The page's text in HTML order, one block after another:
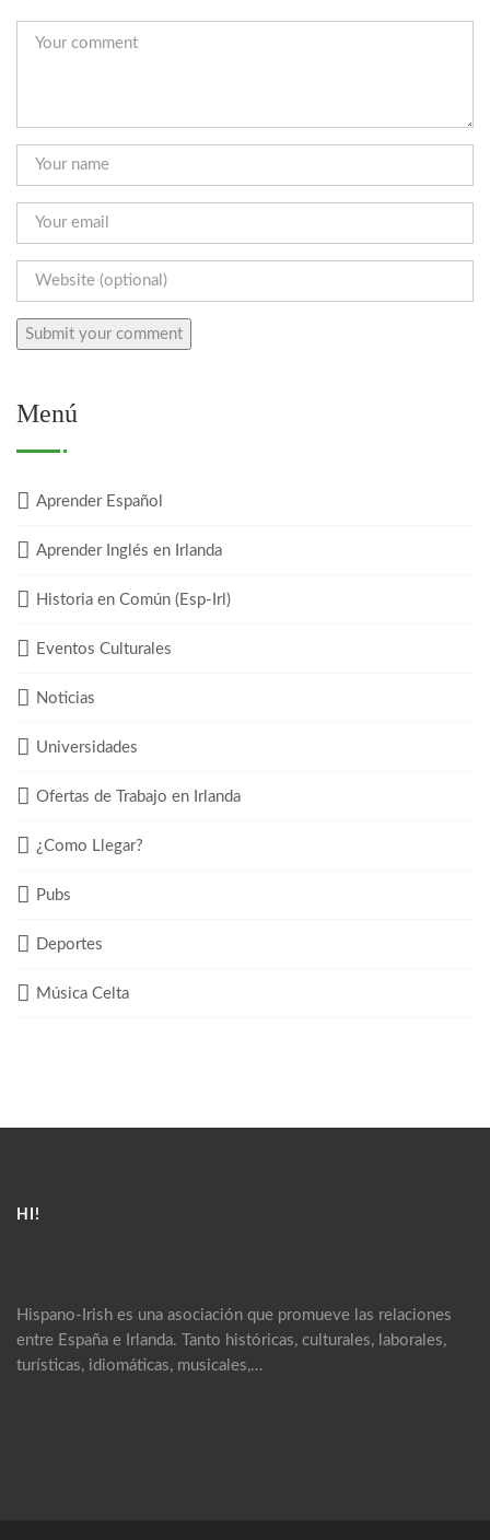
Menú
Aprender Español
Aprender Inglés en Irlanda
Historia en Común (Esp-Irl)
Eventos Culturales
Noticias
Universidades
Ofertas de Trabajo en Irlanda
¿Como Llegar?
Pubs
Deportes
Música Celta
HI!
Hispano-Irish es una asociación que promueve las relaciones
entre España e Irlanda. Tanto históricas, culturales, laborales,
turísticas, idiomáticas, musicales,…